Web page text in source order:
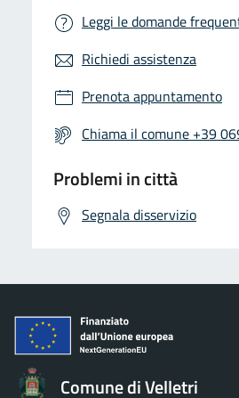
Leggi le domande
Richiedi assistenza
Prenota appuntamento
Chiama il comune +39
Problemi in città
Segnala disservizio
Comune di Velletri